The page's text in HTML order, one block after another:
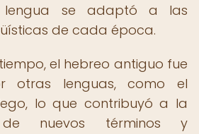
lengua se adaptó a las
de cada época.
el hebreo antiguo fue
otras lenguas, como el
lo que contribuyó a la
de nuevos términos y